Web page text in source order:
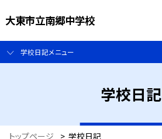
大東市立南郷中学校
学校日記メニュー
学校日記
トップページ > 学校日記